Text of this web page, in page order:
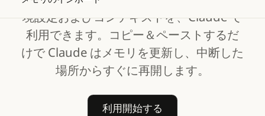
境設定およびコンテキストを、Claude で
利用できます。コピー＆ペーストするだ
けで Claude はメモリを更新し、中断した
場所からすぐに再開します。
利用開始する
利用開始する